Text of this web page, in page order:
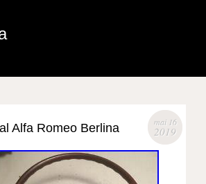
mai 16
2019
Alfa Romeo Berlina